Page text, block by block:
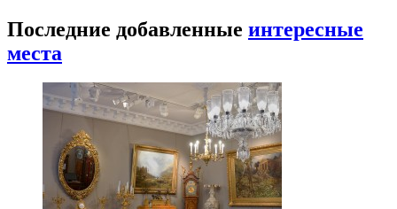
Последние добавленные интересные
места